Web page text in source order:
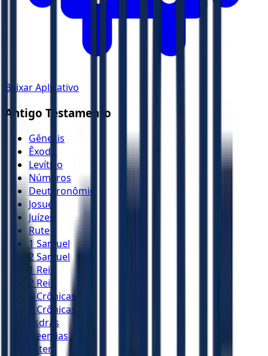
Baixar Aplicativo
Antigo Testamento
Gênesis
Êxodo
Levítico
Números
Deuteronômio
Josué
Juízes
Rute
1 Samuel
2 Samuel
1 Reis
2 Reis
1 Crônicas
2 Crônicas
Esdras
Neemias
Ester